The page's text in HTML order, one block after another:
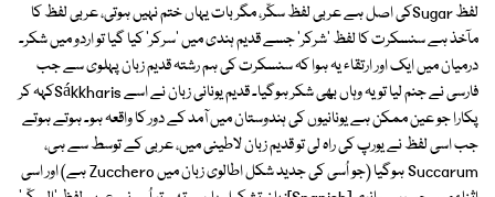
لفظ Sugarکی اصل ہے عربی لفظ سکّر، مگر بات یہاں ختم نہیں ہوتی، عربی لفظ کا
مآخذ ہے سنسکرت کا لفظ 'شرکر' جسے قدیم ہندی میں 'سرکر' کیا گیا تو اردو میں شکر۔
درمیان میں ایک اور ارتقاء یہ ہوا کہ سنسکرت کی ہم رشتہ قدیم زبان پہلوی سے جب
فارسی نے جنم لیا تو یہ وہاں بھی شکر ہوگیا۔ قدیم یونانی زبان نے اسے Sákkharisکہہ کر
پکارا جو عین ممکن ہے یونانیوں کی ہندوستان میں آمد کے دور کا واقعہ ہو۔ ہوتے ہوتے
جب اسی لفظ نے یورپ کی راہ لی تو قدیم زبان لاطینی میں، عربی کے توسط سے ہی،
Succarum ہوگیا (جو اُسی کی جدید شکل اطالوی زبان میں Zucchero ہے) اور اسی